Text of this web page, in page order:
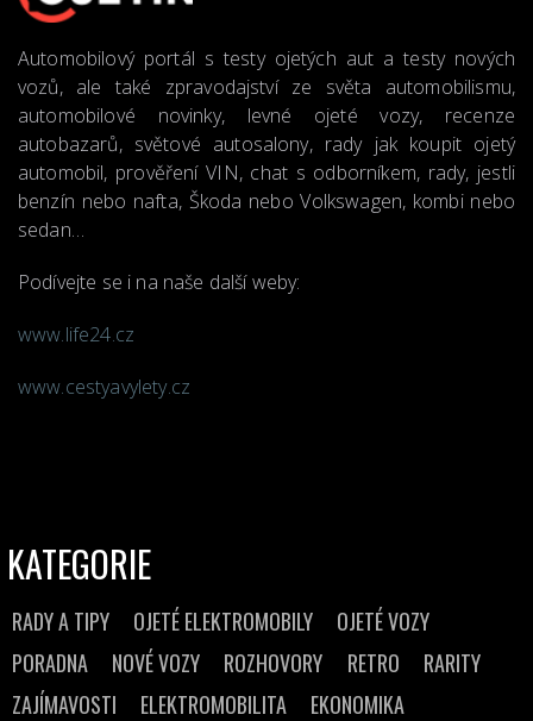
Automobilový portál s testy ojetých aut a testy nových
vozů, ale také zpravodajství ze světa automobilismu,
automobilové novinky, levné ojeté vozy, recenze
autobazarů, světové autosalony, rady jak koupit ojetý
automobil, prověření VIN, chat s odborníkem, rady, jestli
benzín nebo nafta, Škoda nebo Volkswagen, kombi nebo
sedan…
Podívejte se i na naše další weby:
www.life24.cz
www.cestyavylety.cz
KATEGORIE
RADY A TIPY OJETÉ ELEKTROMOBILY
OJETÉ VOZY
PORADNA
NOVÉ VOZY ROZHOVORY RETRO
RARITY
ZAJÍMAVOSTI
ELEKTROMOBILITA
EKONOMIKA